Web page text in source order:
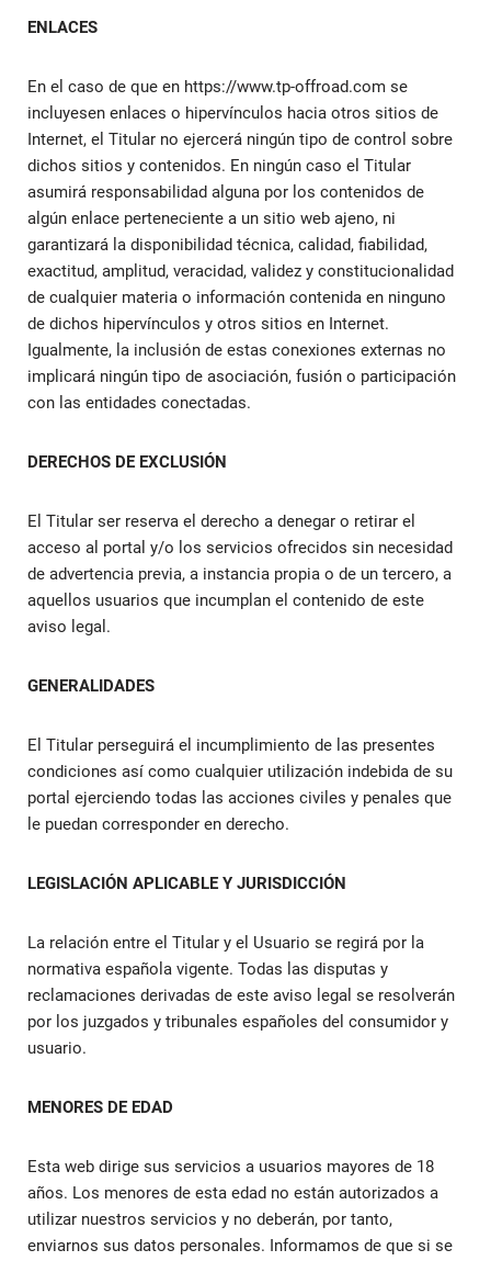
ENLACES
En el caso de que en https://www.tp-offroad.com se
incluyesen enlaces o hipervínculos hacia otros sitios de
Internet, el Titular no ejercerá ningún tipo de control sobre
dichos sitios y contenidos. En ningún caso el Titular
asumirá responsabilidad alguna por los contenidos de
algún enlace perteneciente a un sitio web ajeno, ni
garantizará la disponibilidad técnica, calidad, fiabilidad,
exactitud, amplitud, veracidad, validez y constitucionalidad
de cualquier materia o información contenida en ninguno
de dichos hipervínculos y otros sitios en Internet.
Igualmente, la inclusión de estas conexiones externas no
implicará ningún tipo de asociación, fusión o participación
con las entidades conectadas.
DERECHOS DE EXCLUSIÓN
El Titular ser reserva el derecho a denegar o retirar el
acceso al portal y/o los servicios ofrecidos sin necesidad
de advertencia previa, a instancia propia o de un tercero, a
aquellos usuarios que incumplan el contenido de este
aviso legal.
GENERALIDADES
El Titular perseguirá el incumplimiento de las presentes
condiciones así como cualquier utilización indebida de su
portal ejerciendo todas las acciones civiles y penales que
le puedan corresponder en derecho.
LEGISLACIÓN APLICABLE Y JURISDICCIÓN
La relación entre el Titular y el Usuario se regirá por la
normativa española vigente. Todas las disputas y
reclamaciones derivadas de este aviso legal se resolverán
por los juzgados y tribunales españoles del consumidor y
usuario.
MENORES DE EDAD
Esta web dirige sus servicios a usuarios mayores de 18
años. Los menores de esta edad no están autorizados a
utilizar nuestros servicios y no deberán, por tanto,
enviarnos sus datos personales. Informamos de que si se